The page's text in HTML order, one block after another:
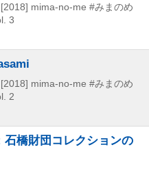
[2018] mima-no-me #みまのめ
3
[2018] mima-no-me #みまのめ
2
橋財団コレクションの